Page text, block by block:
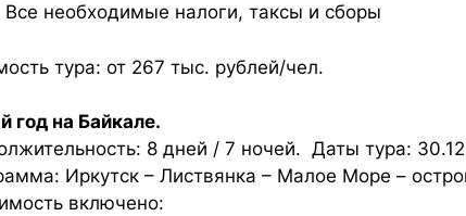
Все необходимые налоги, таксы и сборы
тура: от 267 тыс. рублей/чел.
год на Байкале.
8 дней / 7 ночей. Даты тура:
Иркутск – Листвянка – Малое Море –
включено: